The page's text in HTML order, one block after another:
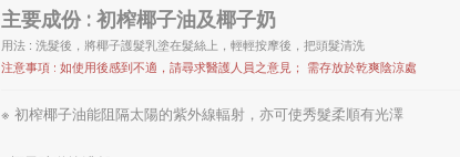
主要成份 : 初榨椰子油及椰子奶
用法 : 洗髮後，將椰子護髮乳塗在髮絲上，輕輕按摩後，把頭髮清洗
注意事項 : 如使用後感到不適，請尋求醫護人員之意見； 需存放於乾爽陰涼處
※ 初榨椰子油能阻隔太陽的紫外線輻射，亦可使秀髮柔順有光澤